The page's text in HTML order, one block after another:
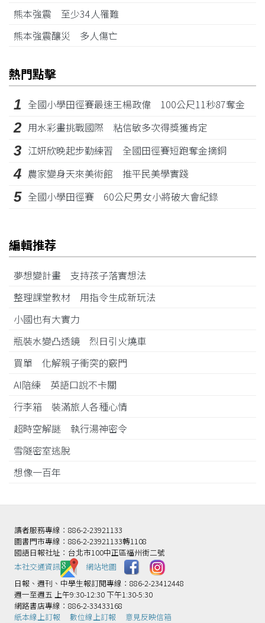
熊本強震 至少34人罹難
熊本強震釀災 多人傷亡
熱門點擊
1 全國小學田徑賽最速王楊政偉 100公尺11秒87奪金
2 用水彩畫挑戰國際 粘信敏多次得獎獲肯定
3 江姸欣晚起步勤練習 全國田徑賽短跑奪金摘銅
4 農家變身天來美術館 推平民美學實踐
5 全國小學田徑賽 60公尺男女小將破大會紀錄
編輯推荐
夢想變計畫 支持孩子落實想法
整理課堂教材 用指令生成新玩法
小國也有大實力
瓶裝水變凸透鏡 烈日引火燒車
買單 化解親子衝突的竅門
AI陪練 英語口說不卡關
行李箱 裝滿旅人各種心情
超時空解謎 執行湯神密令
雪隧密室逃脫
想像一百年
讀者服務專線：886-2-23921133
圖書門市專線：886-2-23921133轉1108
國語日報社址：台北市100中正區福州街二號
本社交通資訊️
網站地圖
日報、週刊、中學生報訂閱專線：886-2-23412448
週一至週五 上午9:30-12:30 下午1:30-5:30
網路書店專線：886-2-33433168
紙本線上訂報
數位線上訂報 意見反映信箱